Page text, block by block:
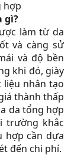
gì?
làm từ da
và càng sử
và độ bền
khi đó, giày
nhân tạo
thành thấp
da tổng hợp
trường khắc
hợp cần dựa
đến chi phí.